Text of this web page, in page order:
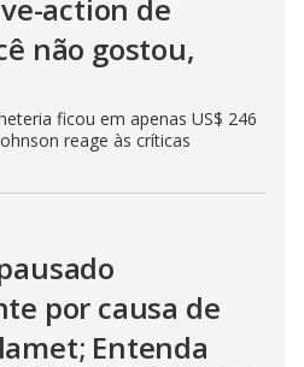
action de
não gostou,
ficou em apenas US$ 246
reage às críticas
por causa de
Entenda